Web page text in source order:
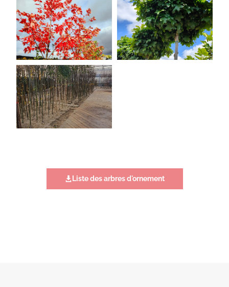
Liste des arbres d'ornement